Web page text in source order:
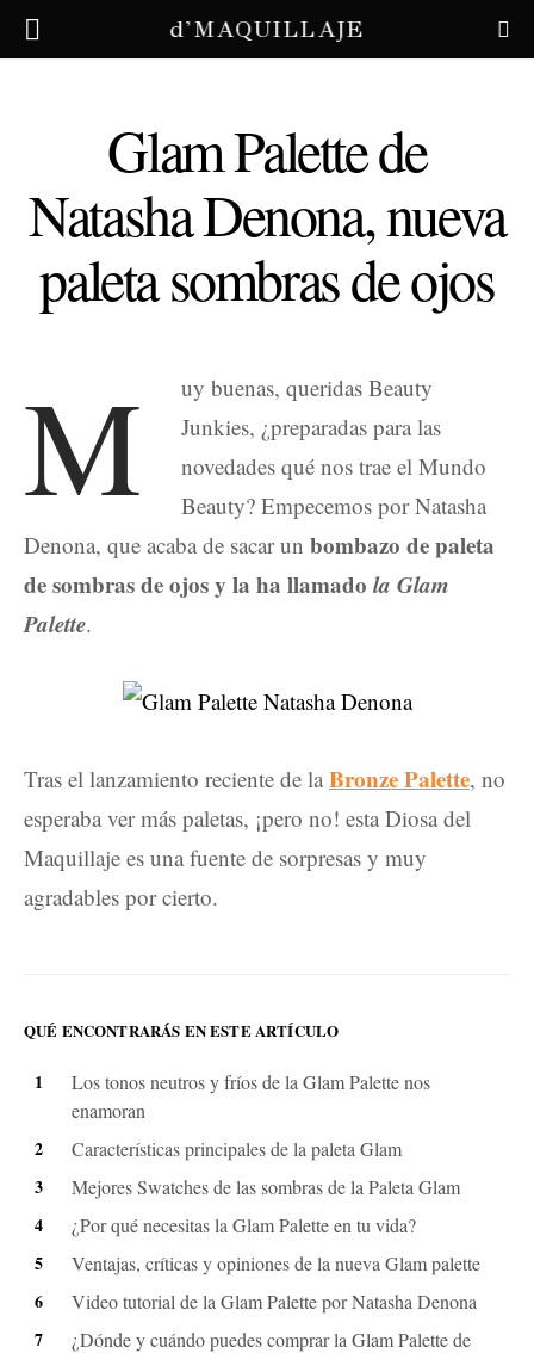
d'MAQUILLAJE
Glam Palette de
Natasha Denona, nueva
paleta sombras de ojos
M
uy buenas, queridas Beauty
Junkies, ¿preparadas para las
novedades qué nos trae el Mundo
Beauty? Empecemos por Natasha
Denona, que acaba de sacar un bombazo de paleta
de sombras de ojos y la ha llamado la Glam
Palette.
Tras el lanzamiento reciente de la Bronze Palette, no
esperaba ver más paletas, ¡pero no! esta Diosa del
Maquillaje es una fuente de sorpresas y muy
agradables por cierto.
QUÉ ENCONTRARÁS EN ESTE ARTÍCULO
Los tonos neutros y fríos de la Glam Palette nos
enamoran
Características principales de la paleta Glam
Mejores Swatches de las sombras de la Paleta Glam
¿Por qué necesitas la Glam Palette en tu vida?
Ventajas, críticas y opiniones de la nueva Glam palette
Video tutorial de la Glam Palette por Natasha Denona
¿Dónde y cuándo puedes comprar la Glam Palette de